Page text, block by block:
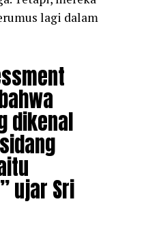
lagi dalam
dikenal
ujar Sri